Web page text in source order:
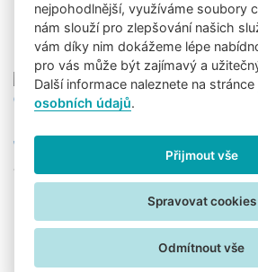
Strava dětí nestojí na
aneb Dětská..
O výživě2. 9. 2022
Jak si udržet zdravý
Sledujte nás na:
Uživatelské
Informace o zpracování
Nastavení cookies
nejpohodlnější, využíváme soubory
nám slouží pro zlepšování našich
vám díky nim dokážeme lépe
pro vás může být zajímavý a
Další informace naleznete na stránce
osobních údajů.
Přijmout vše
Spravovat cookies
Odmítnout vše